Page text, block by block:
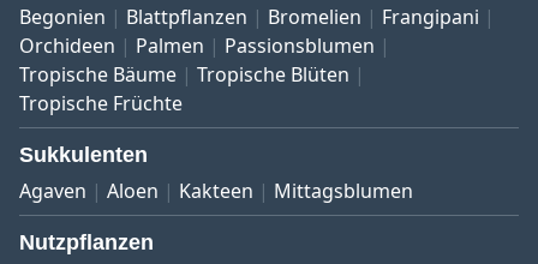
Begonien Blattpflanzen Bromelien
Frangipani
Orchideen
Palmen
Passionsblumen
Tropische Bäume
Tropische Blüten
Tropische Früchte
Sukkulenten
Agaven Aloen Kakteen Mittagsblumen
Nutzpflanzen